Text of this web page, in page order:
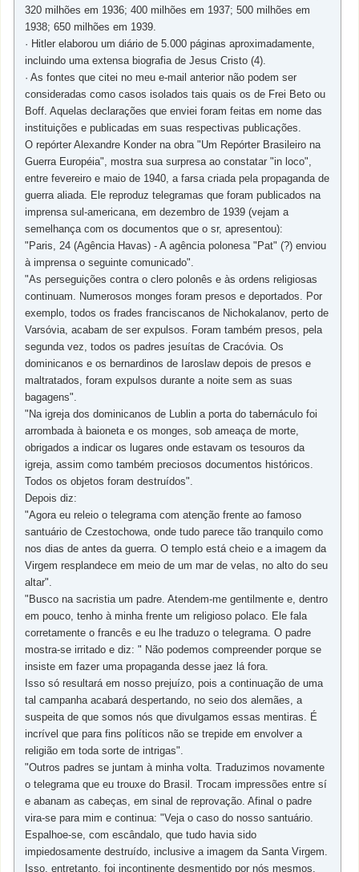
320 milhões em 1936; 400 milhões em 1937; 500 milhões em
1938; 650 milhões em 1939.
· Hitler elaborou um diário de 5.000 páginas aproximadamente,
incluindo uma extensa biografia de Jesus Cristo (4).
· As fontes que citei no meu e-mail anterior não podem ser
consideradas como casos isolados tais quais os de Frei Beto ou
Boff. Aquelas declarações que enviei foram feitas em nome das
instituições e publicadas em suas respectivas publicações.
O repórter Alexandre Konder na obra "Um Repórter Brasileiro na
Guerra Européia", mostra sua surpresa ao constatar "in loco",
entre fevereiro e maio de 1940, a farsa criada pela propaganda de
guerra aliada. Ele reproduz telegramas que foram publicados na
imprensa sul-americana, em dezembro de 1939 (vejam a
semelhança com os documentos que o sr, apresentou):
"Paris, 24 (Agência Havas) - A agência polonesa "Pat" (?) enviou
à imprensa o seguinte comunicado".
"As perseguições contra o clero polonês e às ordens religiosas
continuam. Numerosos monges foram presos e deportados. Por
exemplo, todos os frades franciscanos de Nichokalanov, perto de
Varsóvia, acabam de ser expulsos. Foram também presos, pela
segunda vez, todos os padres jesuítas de Cracóvia. Os
dominicanos e os bernardinos de Iaroslaw depois de presos e
maltratados, foram expulsos durante a noite sem as suas
bagagens".
"Na igreja dos dominicanos de Lublin a porta do tabernáculo foi
arrombada à baioneta e os monges, sob ameaça de morte,
obrigados a indicar os lugares onde estavam os tesouros da
igreja, assim como também preciosos documentos históricos.
Todos os objetos foram destruídos".
Depois diz:
"Agora eu releio o telegrama com atenção frente ao famoso
santuário de Czestochowa, onde tudo parece tão tranquilo como
nos dias de antes da guerra. O templo está cheio e a imagem da
Virgem resplandece em meio de um mar de velas, no alto do seu
altar".
"Busco na sacristia um padre. Atendem-me gentilmente e, dentro
em pouco, tenho à minha frente um religioso polaco. Ele fala
corretamente o francês e eu lhe traduzo o telegrama. O padre
mostra-se irritado e diz: " Não podemos compreender porque se
insiste em fazer uma propaganda desse jaez lá fora.
Isso só resultará em nosso prejuízo, pois a continuação de uma
tal campanha acabará despertando, no seio dos alemães, a
suspeita de que somos nós que divulgamos essas mentiras. É
incrível que para fins políticos não se trepide em envolver a
religião em toda sorte de intrigas".
"Outros padres se juntam à minha volta. Traduzimos novamente
o telegrama que eu trouxe do Brasil. Trocam impressões entre sí
e abanam as cabeças, em sinal de reprovação. Afinal o padre
vira-se para mim e continua: "Veja o caso do nosso santuário.
Espalhoe-se, com escândalo, que tudo havia sido
impiedosamente destruído, inclusive a imagem da Santa Virgem.
Isso, entretanto, foi incontinente desmentido por nós mesmos.